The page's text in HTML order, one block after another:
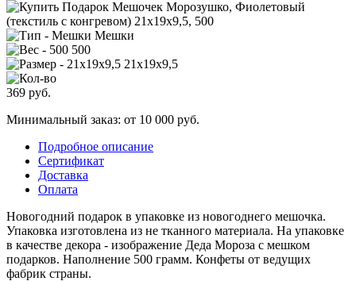
Мешки
500
21х19х9,5
369 руб.
Минимальный заказ: от 10 000 руб.
Подробное описание
Сертификат
Доставка
Оплата
Новогодний подарок в упаковке из новогоднего мешочка.
Упаковка изготовлена из не тканного материала. На упаковке
в качестве декора - изображение Деда Мороза с мешком
подарков. Наполнение 500 грамм. Конфеты от ведущих
фабрик страны.